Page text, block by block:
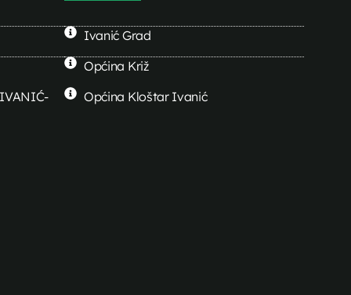
Ivanić Grad
Općina Križ
Općina Kloštar Ivanić